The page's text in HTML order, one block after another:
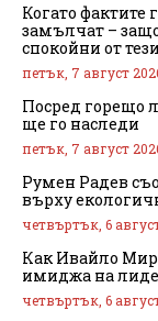
Когато фактите
замълчат –
спокойни от
петък, 7 август
Посред горещо
ще го наследи
петък, 7 август
Румен Радев
върху
четвъртък, 6
Как Ивайло
имиджа на
четвъртък, 6